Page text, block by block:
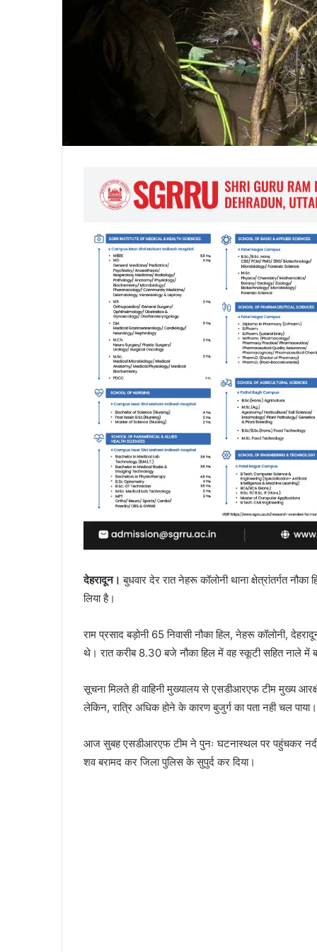
देहरादून। बुधवार देर रात नेहरू कॉलोनी थाना क्षेत्रांतर्गत
लिया है।
राम प्रसाद बड़ोनी 65 निवासी नौका हिल, नेहरू कॉलोनी,
थे। रात करीब 8.30 बजे नौका हिल में वह स्कूटी सहित नाले में
सूचना मिलते ही वाहिनी मुख्यालय से एसडीआरएफ टीम मुख्य
लेकिन, रात्रि अधिक होने के कारण बुजुर्ग का पता नही चल पाया।
आज सुबह एसडीआरएफ टीम ने पुनः घटनास्थल पर पहुंचकर नदी
शव बरामद कर जिला पुलिस के सुपुर्द कर दिया।